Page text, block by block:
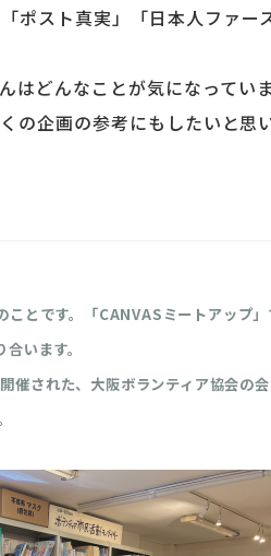
ポスト真実」「日本人ファー
はどんなことが気になってい
の企画の参考にもしたいと思い
とです。「CANVASミートアップ
います。
された、大阪ボランティア協会の